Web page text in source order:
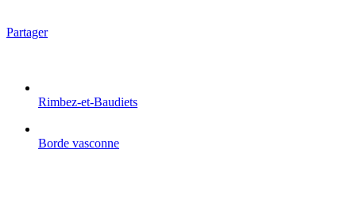
Partager
Rimbez-et-Baudiets
Borde vasconne